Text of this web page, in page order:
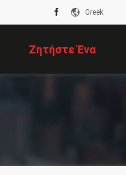
Greek
Ζητήστε Ένα
Απόσπασμα